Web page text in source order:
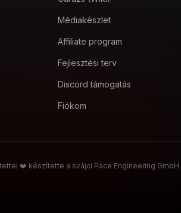
Médiakészlet
Affiliate program
Fejlesztési terv
Discord támogatás
Fiókom
❤️ készítette a svájci Pace Engineering GmbH.